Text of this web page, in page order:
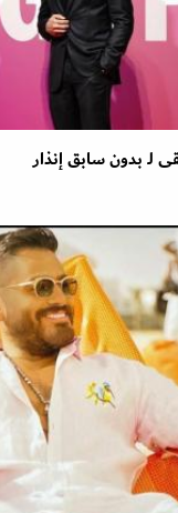
لـ بدون سابق إنذار